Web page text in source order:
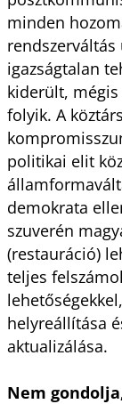
minden
igazságtalan
kiderült, mégis
folyik. A
politikai elit
demokrata
szuverén
(restauráció)
teljes
helyreállítása
aktualizálása.
Nem